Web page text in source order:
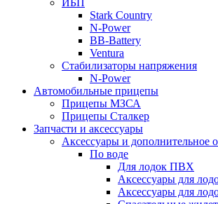
ИБП
Stark Country
N-Power
BB-Battery
Ventura
Стабилизаторы напряжения
N-Power
Автомобильные прицепы
Прицепы МЗСА
Прицепы Сталкер
Запчасти и аксессуары
Аксессуары и дополнительное
По воде
Для лодок ПВХ
Аксессуары для
Аксессуары для